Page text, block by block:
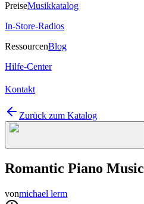
PreiseMusikkatalog
In-Store-Radios
RessourcenBlog
Hilfe-Center
Kontakt
Zurück zum Katalog
Romantic Piano Music
vonmichael lerm